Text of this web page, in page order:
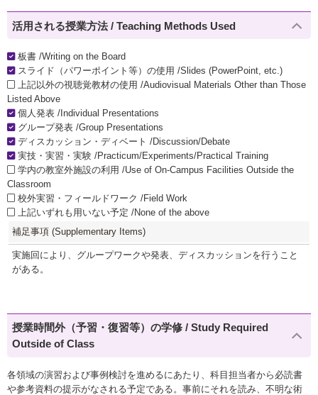
活用される授業方法 / Teaching Methods Used
板書 /Writing on the Board
スライド（パワーポイント等）の使用 /Slides (PowerPoint, etc.)
上記以外の視聴覚教材の使用 /Audiovisual Materials Other than Those
Listed Above
個人発表 /Individual Presentations
グループ発表 /Group Presentations
ディスカッション・ディベート /Discussion/Debate
実技・実習・実験 /Practicum/Experiments/Practical Training
学内の教室外施設の利用 /Use of On-Campus Facilities Outside the
Classroom
校外実習・フィールドワーク /Field Work
上記いずれも用いない予定 /None of the above
補足事項 (Supplementary Items)
実施回により、グループワークや発表、ディスカッションを行うこと
がある。
授業時間外（予習・復習等）の学修 / Study Required
Outside of Class
各領域の演習および事例検討を進めるにあたり、科目担当者から必読書
や参考資料の提示がなされる予定である。事前にそれを読み、不明な術